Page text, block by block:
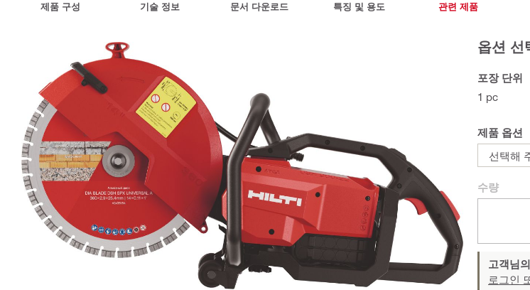
제품 구성 기술 정보 문서 다운로드 특징 및 용도 관련 제품
옵션 선
포장 단위
1 pc
제품 옵션
선택해
수량
고객님
로그인